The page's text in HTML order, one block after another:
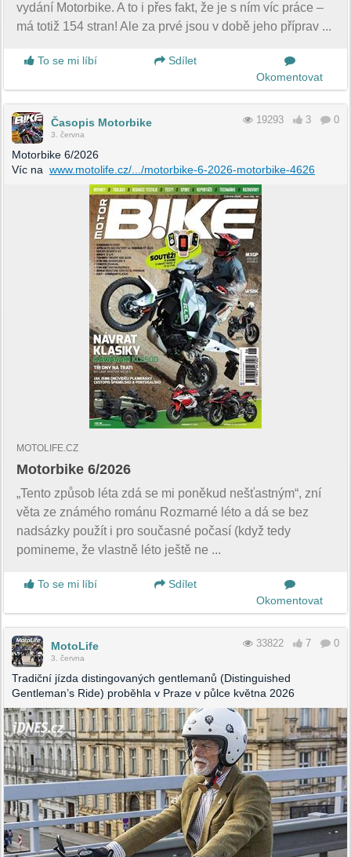
vydání Motorbike. A to i přes fakt, že je s ním víc práce –
má totiž 154 stran! Ale za prvé jsou v době jeho příprav ...
To se mi líbí
Sdílet
Okomentovat
Časopis Motorbike
3. června
19293 3 0
Motorbike 6/2026
Víc na www.motolife.cz/.../motorbike-6-2026-motorbike-4626
MOTOLIFE.CZ
Motorbike 6/2026
„Tento způsob léta zdá se mi poněkud nešťastným“, zní
věta ze známého románu Rozmarné léto a dá se bez
nadsázky použít i pro současné počasí (když tedy
pomineme, že vlastně léto ještě ne ...
To se mi líbí
Sdílet
Okomentovat
MotoLife
3. června
33822 7 0
Tradiční jízda distingovaných gentlemanů (Distinguished
Gentleman’s Ride) proběhla v Praze v půlce května 2026